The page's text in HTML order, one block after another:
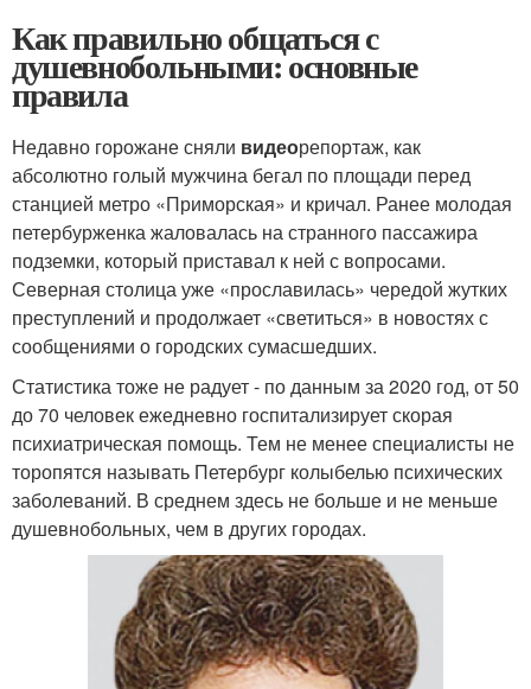
Как правильно общаться с
душевнобольными: основные
правила
Недавно горожане сняли видеорепортаж, как
абсолютно голый мужчина бегал по площади перед
станцией метро «Приморская» и кричал. Ранее молодая
петербурженка жаловалась на странного пассажира
подземки, который приставал к ней с вопросами.
Северная столица уже «прославилась» чередой жутких
преступлений и продолжает «светиться» в новостях с
сообщениями о городских сумасшедших.
Статистика тоже не радует - по данным за 2020 год, от 50
до 70 человек ежедневно госпитализирует скорая
психиатрическая помощь. Тем не менее специалисты не
торопятся называть Петербург колыбелью психических
заболеваний. В среднем здесь не больше и не меньше
душевнобольных, чем в других городах.